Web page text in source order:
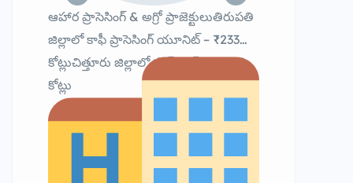
ఆహార ప్రాసెసింగ్ & అగ్రో ప్రాజెక్టులుతిరుపతి
జిల్లాలో కాఫీ ప్రాసెసింగ్ యూనిట్ – ₹233
కోట్లుచిత్తూరు జిల్లాలో ఫుడ్ పార్క్ – ₹989
కోట్లు